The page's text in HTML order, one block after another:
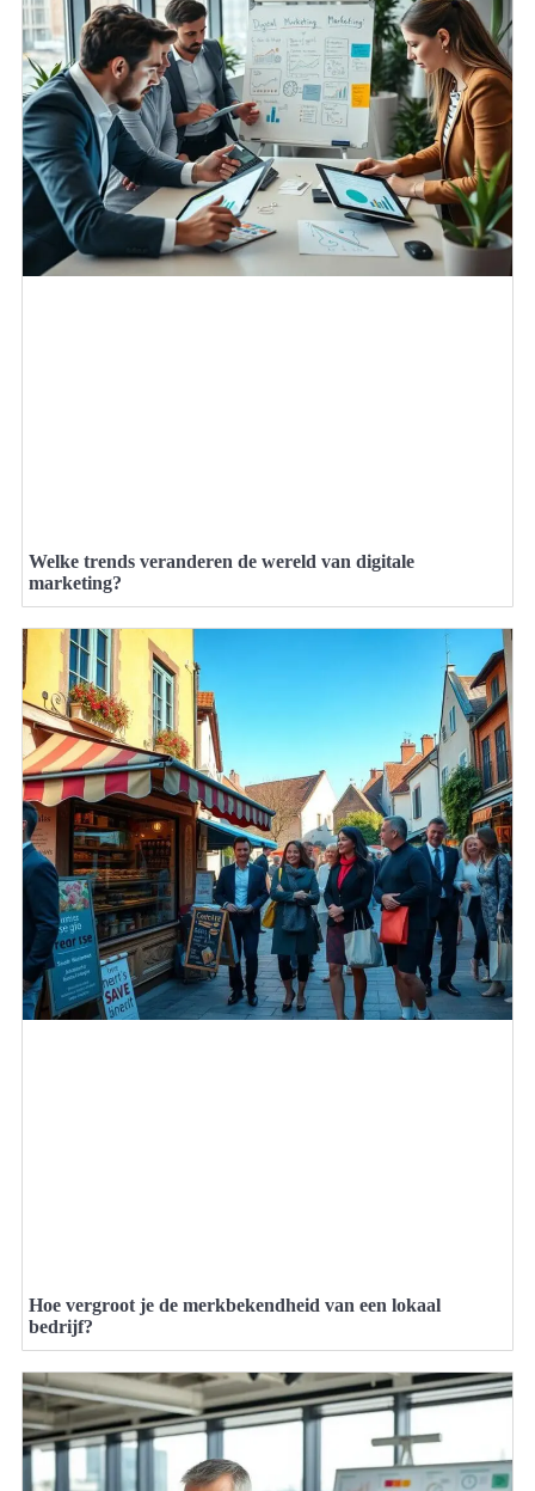
Welke trends veranderen de wereld van digitale
marketing?
Hoe vergroot je de merkbekendheid van een lokaal
bedrijf?